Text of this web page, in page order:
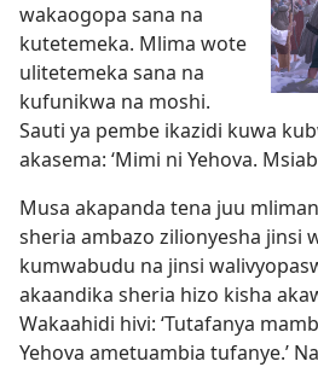
wakaogopa sana na
kutetemeka. Mlima wote
ulitetemeka sana na
kufunikwa na moshi.
Sauti ya pembe ikazidi kuwa
akasema: ‘Mimi ni Yehova.
Musa akapanda tena juu
sheria ambazo zilionyesha jinsi
kumwabudu na jinsi
akaandika sheria hizo kisha
Wakaahidi hivi: ‘Tutafanya
Yehova ametuambia tufanye.’